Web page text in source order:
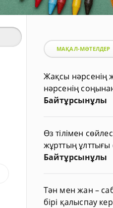
МАҚАЛ-МӘТЕЛДЕР
Жақсы нәрсенің
нәрсенің
Байтұрсынұлы
Өз тілімен
жұрттың
Байтұрсынұлы
Тән мен жан –
бірі қалыспау